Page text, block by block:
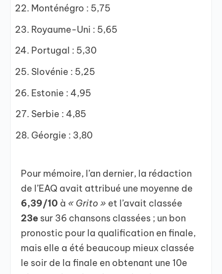
Monténégro : 5,75
Royaume-Uni : 5,65
Portugal : 5,30
Slovénie : 5,25
Estonie : 4,95
Serbie : 4,85
Géorgie : 3,80
Pour mémoire, l’an dernier, la rédaction
de l’EAQ avait attribué une moyenne de
6,39/10 à « Grito » et l’avait classée
23e sur 36 chansons classées ; un bon
pronostic pour la qualification en finale,
mais elle a été beaucoup mieux classée
le soir de la finale en obtenant une 10e